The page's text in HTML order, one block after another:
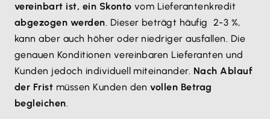
vereinbart ist, ein Skonto vom Lieferantenkredit
abgezogen werden. Dieser beträgt häufig 2-3 %,
kann aber auch höher oder niedriger ausfallen. Die
genauen Konditionen vereinbaren Lieferanten und
Kunden jedoch individuell miteinander. Nach Ablauf
der Frist müssen Kunden denvollen Betrag
begleichen.